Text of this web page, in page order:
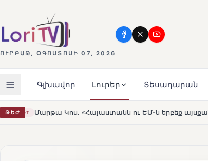
ՈՒՐԲԱԹ, ՕԳՈՍՏՈՍԻ 07, 2026
Գլխավոր Լուրեր Տեսադարան
ԹԵԺու ԵՄ-ն երբեք այսքան մոտ չեն եղել» HOT